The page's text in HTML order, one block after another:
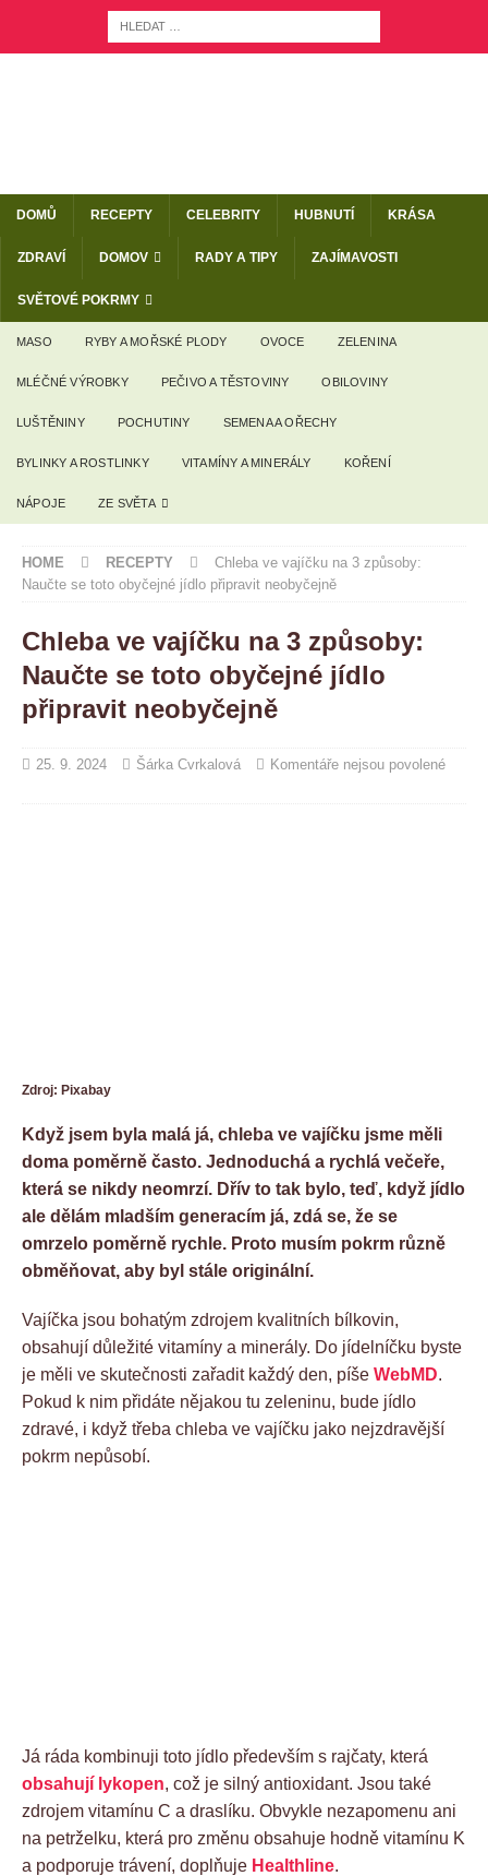
DOMŮ RECEPTY CELEBRITY HUBNUTÍ KRÁSA
ZDRAVÍ DOMOV RADY A TIPY ZAJÍMAVOSTI
SVĚTOVÉ POKRMY
MASO RYBY A MOŘSKÉ PLODY OVOCE ZELENINA
MLÉČNÉ VÝROBKY PEČIVO A TĚSTOVINY OBILOVINY
LUŠTĚNINY POCHUTINY SEMENA A OŘECHY
BYLINKY A ROSTLINKY VITAMÍNY A MINERÁLY KOŘENÍ
NÁPOJE ZE SVĚTA
HOME RECEPTY
Chleba ve vajíčku na 3 způsoby:
Naučte se toto obyčejné jídlo připravit neobyčejně
Chleba ve vajíčku na 3 způsoby:
Naučte se toto obyčejné jídlo
připravit neobyčejně
25. 9. 2024 Šárka Cvrkalová Komentáře nejsou povolené
Zdroj: Pixabay
Když jsem byla malá já, chleba ve vajíčku jsme měli
doma poměrně často. Jednoduchá a rychlá večeře,
která se nikdy neomrzí. Dřív to tak bylo, teď, když jídlo
ale dělám mladším generacím já, zdá se, že se
omrzelo poměrně rychle. Proto musím pokrm různě
obměňovat, aby byl stále originální.
Vajíčka jsou bohatým zdrojem kvalitních bílkovin,
obsahují důležité vitamíny a minerály. Do jídelníčku byste
je měli ve skutečnosti zařadit každý den, píše WebMD.
Pokud k nim přidáte nějakou tu zeleninu, bude jídlo
zdravé, i když třeba chleba ve vajíčku jako nejzdravější
pokrm nepůsobí.
Já ráda kombinuji toto jídlo především s rajčaty, která
obsahují lykopen, což je silný antioxidant. Jsou také
zdrojem vitamínu C a draslíku. Obvykle nezapomenu ani
na petrželku, která pro změnu obsahuje hodně vitamínu K
a podporuje trávení, doplňuje Healthline.